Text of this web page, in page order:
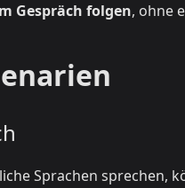
Gespräch folgen, ohne
Sprachen sprechen,